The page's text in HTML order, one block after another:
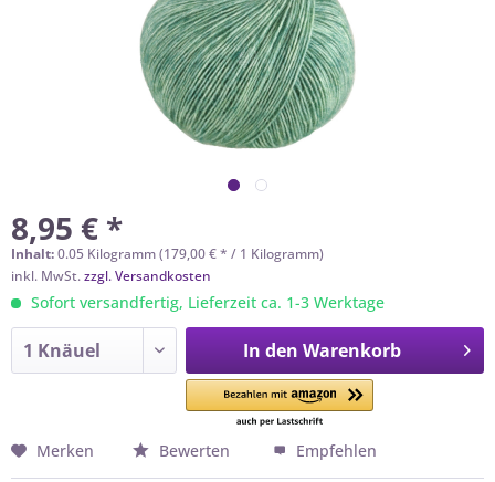
8,95 € *
Inhalt:0.05 Kilogramm (179,00 € * / 1 Kilogramm)
inkl. MwSt.zzgl. Versandkosten
Sofort versandfertig, Lieferzeit ca. 1-3 Werktage
In den Warenkorb
Merken Bewerten Empfehlen